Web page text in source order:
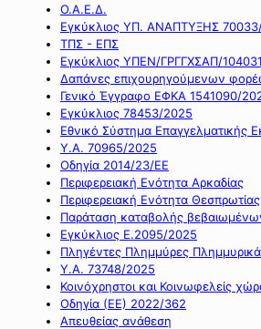
Ο.Α.Ε.Δ.
Εγκύκλιος ΥΠ. ΑΝΑΠΤΥΞΗΣ
ΤΠΣ - ΕΠΣ
Εγκύκλιος ΥΠΕΝ/ΓΡΓΓΧΣΑΠ/
Δαπάνες επιχουρηγούμενων
Γενικό Έγγραφο ΕΦΚΑ 1541090/
Εγκύκλιος 78453/2025
Εθνικό Σύστημα Επαγγελματικής
Υ.Α. 70965/2025
Οδηγία 2014/23/ΕΕ
Περιφερειακή Ενότητα Αρκαδίας
Περιφερειακή Ενότητα Θεσπρωτίας
Παράταση καταβολής
Εγκύκλιος Ε.2095/2025
Πληγέντες Πλημμύρες
Υ.Α. 73748/2025
Κοινόχρηστοι και Κοινωφελείς
Οδηγία (ΕΕ) 2022/362
Απευθείας ανάθεση